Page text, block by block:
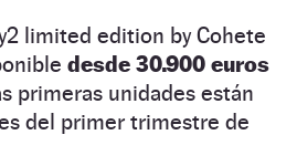
limited edition by Cohete
desde 30.900 euros
primeras unidades están
del primer trimestre de